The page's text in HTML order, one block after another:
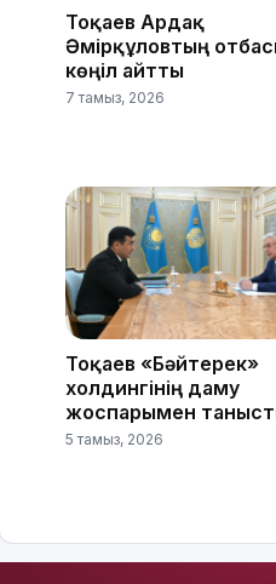
Тоқаев Ардақ
Әмірқұловтың
көңіл айтты
7 тамыз, 2026
Тоқаев «Бәйтерек»
холдингінің даму
жоспарымен
5 тамыз, 2026